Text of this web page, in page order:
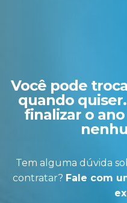
Você pode
quando
finalizar o
Tem alguma dúvida
contratar? Fale com